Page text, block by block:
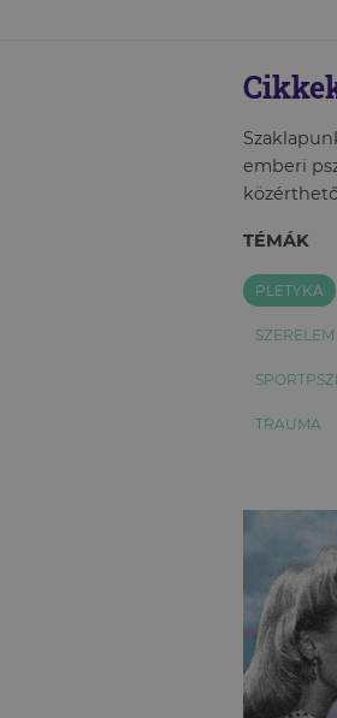
emberi
TÉMÁK
PLETYKA
SZERELEM
TRAUMA